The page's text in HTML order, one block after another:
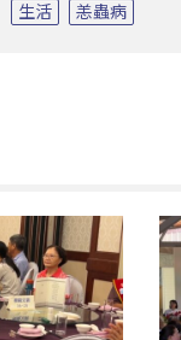
生活 恙蟲病